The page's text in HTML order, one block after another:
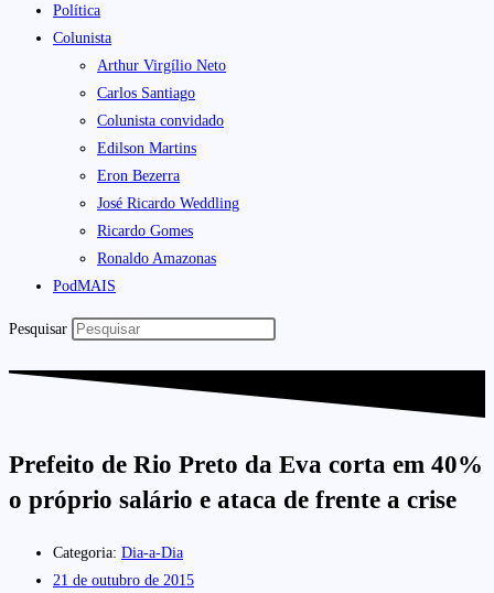
Política
Colunista
Arthur Virgílio Neto
Carlos Santiago
Colunista convidado
Edilson Martins
Eron Bezerra
José Ricardo Weddling
Ricardo Gomes
Ronaldo Amazonas
PodMAIS
Pesquisar
Prefeito de Rio Preto da Eva corta em 40%
o próprio salário e ataca de frente a crise
Categoria: Dia-a-Dia
21 de outubro de 2015